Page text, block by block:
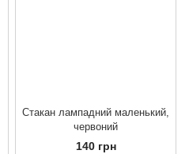
Стакан лампадний маленький,
червоний
140 грн